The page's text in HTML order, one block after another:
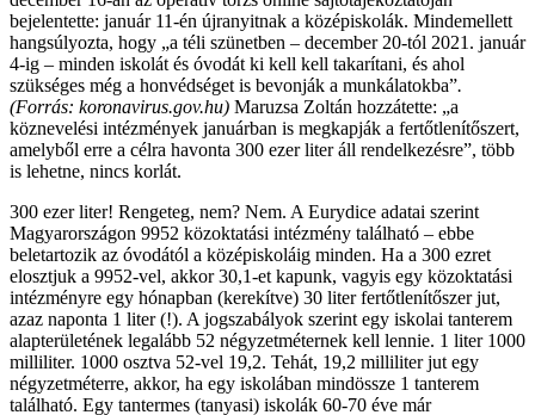
bejelentette: január 11-én újranyitnak a középiskolák. Mindemellett
hangsúlyozta, hogy „a téli szünetben – december 20-tól 2021. január
4-ig – minden iskolát és óvodát ki kell kell takarítani, és ahol
szükséges még a honvédséget is bevonják a munkálatokba”.
(Forrás: koronavirus.gov.hu) Maruzsa Zoltán hozzátette: „a
köznevelési intézmények januárban is megkapják a fertőtlenítőszert,
amelyből erre a célra havonta 300 ezer liter áll rendelkezésre”, több
is lehetne, nincs korlát.
300 ezer liter! Rengeteg, nem? Nem. A Eurydice adatai szerint
Magyarországon 9952 közoktatási intézmény található – ebbe
beletartozik az óvodától a középiskoláig minden. Ha a 300 ezret
elosztjuk a 9952-vel, akkor 30,1-et kapunk, vagyis egy közoktatási
intézményre egy hónapban (kerekítve) 30 liter fertőtlenítőszer jut,
azaz naponta 1 liter (!). A jogszabályok szerint egy iskolai tanterem
alapterületének legalább 52 négyzetméternek kell lennie. 1 liter 1000
milliliter. 1000 osztva 52-vel 19,2. Tehát, 19,2 milliliter jut egy
négyzetméterre, akkor, ha egy iskolában mindössze 1 tanterem
található. Egy tantermes (tanyasi) iskolák 60-70 éve már